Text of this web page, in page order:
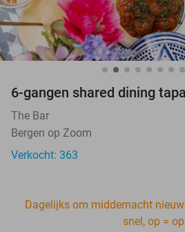
6-gangen shared dining
The Bar
Bergen op Zoom
Verkocht: 363
Dagelijks om middernacht
snel, op =